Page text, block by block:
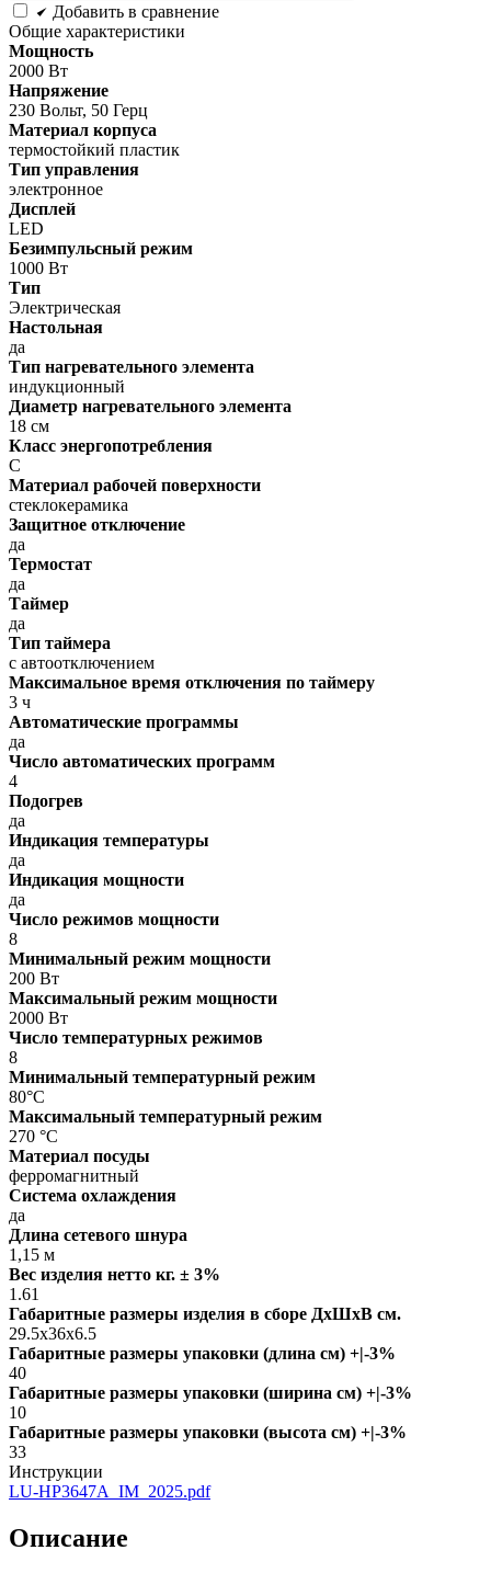
Добавить в сравнение
Общие характеристики
Мощность
2000 Вт
Напряжение
230 Вольт, 50 Герц
Материал корпуса
термостойкий пластик
Тип управления
электронное
Дисплей
LED
Безимпульсный режим
1000 Вт
Тип
Электрическая
Настольная
да
Тип нагревательного элемента
индукционный
Диаметр нагревательного элемента
18 см
Класс энергопотребления
C
Материал рабочей поверхности
стеклокерамика
Защитное отключение
да
Термостат
да
Таймер
да
Тип таймера
с автоотключением
Максимальное время отключения по таймеру
3 ч
Автоматические программы
да
Число автоматических программ
4
Подогрев
да
Индикация температуры
да
Индикация мощности
да
Число режимов мощности
8
Минимальный режим мощности
200 Вт
Максимальный режим мощности
2000 Вт
Число температурных режимов
8
Минимальный температурный режим
80°C
Максимальный температурный режим
270 °C
Материал посуды
ферромагнитный
Система охлаждения
да
Длина сетевого шнура
1,15 м
Вес изделия нетто кг. ± 3%
1.61
Габаритные размеры изделия в сборе ДxШxВ см.
29.5x36x6.5
Габаритные размеры упаковки (длина см) +|-3%
40
Габаритные размеры упаковки (ширина см) +|-3%
10
Габаритные размеры упаковки (высота см) +|-3%
33
Инструкции
LU-HP3647A_IM_2025.pdf
Описание